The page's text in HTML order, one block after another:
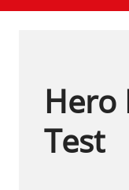
Hero
Test